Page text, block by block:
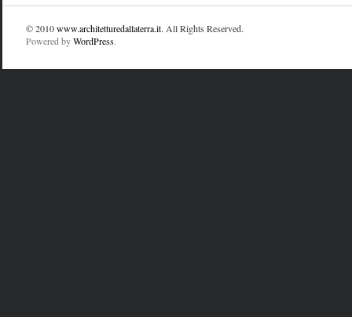
© 2010www.architetturedallaterra.it. All Rights Reserved.
Powered byWordPress.